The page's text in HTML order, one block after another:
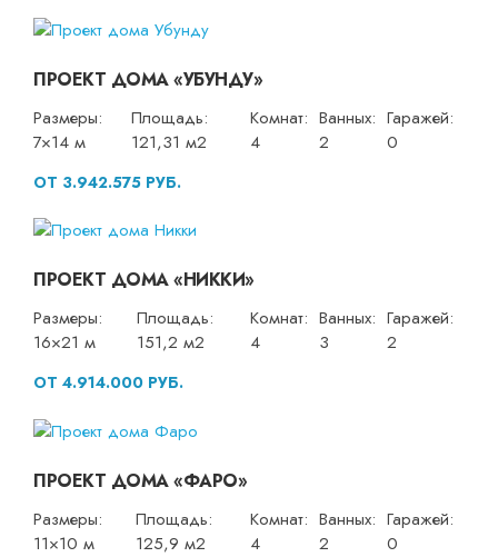
ПРОЕКТ ДОМА «УБУНДУ»
Размеры:
7×14 м
Площадь:
121,31 м2
Комнат:
4
Ванных:
2
Гаражей:
0
ОТ 3.942.575 РУБ.
ПРОЕКТ ДОМА «НИККИ»
Размеры:
16×21 м
Площадь:
151,2 м2
Комнат:
4
Ванных:
3
Гаражей:
2
ОТ 4.914.000 РУБ.
ПРОЕКТ ДОМА «ФАРО»
Размеры:
11×10 м
Площадь:
125,9 м2
Комнат:
4
Ванных:
2
Гаражей:
0